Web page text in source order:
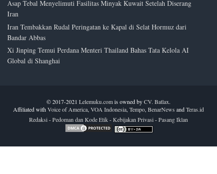
Asap Tebal Menyelimuti Fasilitas Minyak Kuwait Setelah Diserang
Iran
Iran Tembakkan Rudal Peringatan ke Kapal di Selat Hormuz dari
Bandar Abbas
Xi Jinping Temui Perdana Menteri Thailand Bahas Tata Kelola AI
Global di Shanghai
© 2017-2021 Lelemuku.comis owned byCV. Batlax.
Affiliated withVoice of America, VOA Indonesia, Tempo, BenarNews andTeras.id
Redaksi-Pedoman dan Kode Etik-Kebijakan Privasi-Pasang Iklan